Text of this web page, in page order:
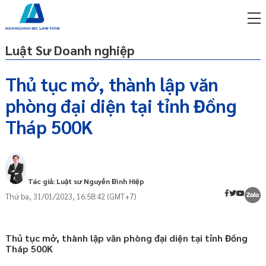
Luật Sư Doanh nghiệp
Thủ tục mở, thành lập văn
phòng đại diện tại tỉnh Đồng
Tháp 500K
Tác giả: Luật sư Nguyễn Đình Hiệp
Thứ ba, 31/01/2023, 16:58:42 (GMT+7)
Thủ tục mở, thành lập văn phòng đại diện tại tỉnh Đồng
Tháp 500K
Văn phòng đại diện là gì?
phòng đại diện tại tỉnh Đồng Tháp
Thời hạn tiếp nhận và xử lý hồ sơ thành
diện
phí qua zalo
sư trực tuyến online
ty/doanh nghiệp
gói
phí qua zalo
sư trực tuyến online
ty/doanh nghiệp
gói